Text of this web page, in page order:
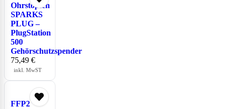
Ohrstopfen
SPARKS
PLUG –
PlugStation
500
Gehörschutzspender
75,49 €
inkl. MwST
FFP2